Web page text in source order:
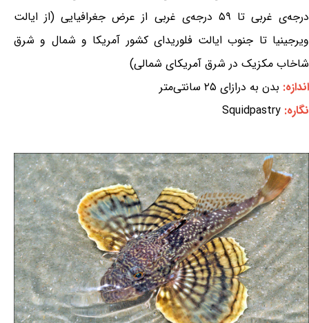
درجه‌ی غربی تا ۵۹ درجه‌ی غربی از عرض جغرافیایی (از ایالت
ویرجینیا تا جنوب ایالت فلوریدای کشور آمریکا و شمال و شرق
شاخاب مکزیک در شرق آمریکای شمالی)
اندازه: بدن به درازای ۲۵ سانتی‌متر
نگاره: Squidpastry